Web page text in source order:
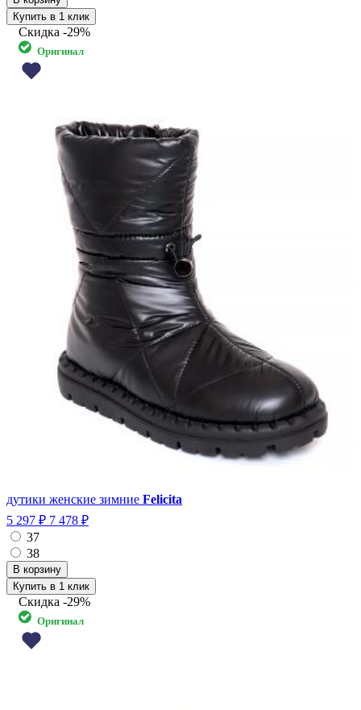
Купить в 1 клик
Скидка -29%
Оригинал
дутики женские зимние Felicita
5 297 ₽ 7 478 ₽
37
38
Купить в 1 клик
Скидка -29%
Оригинал